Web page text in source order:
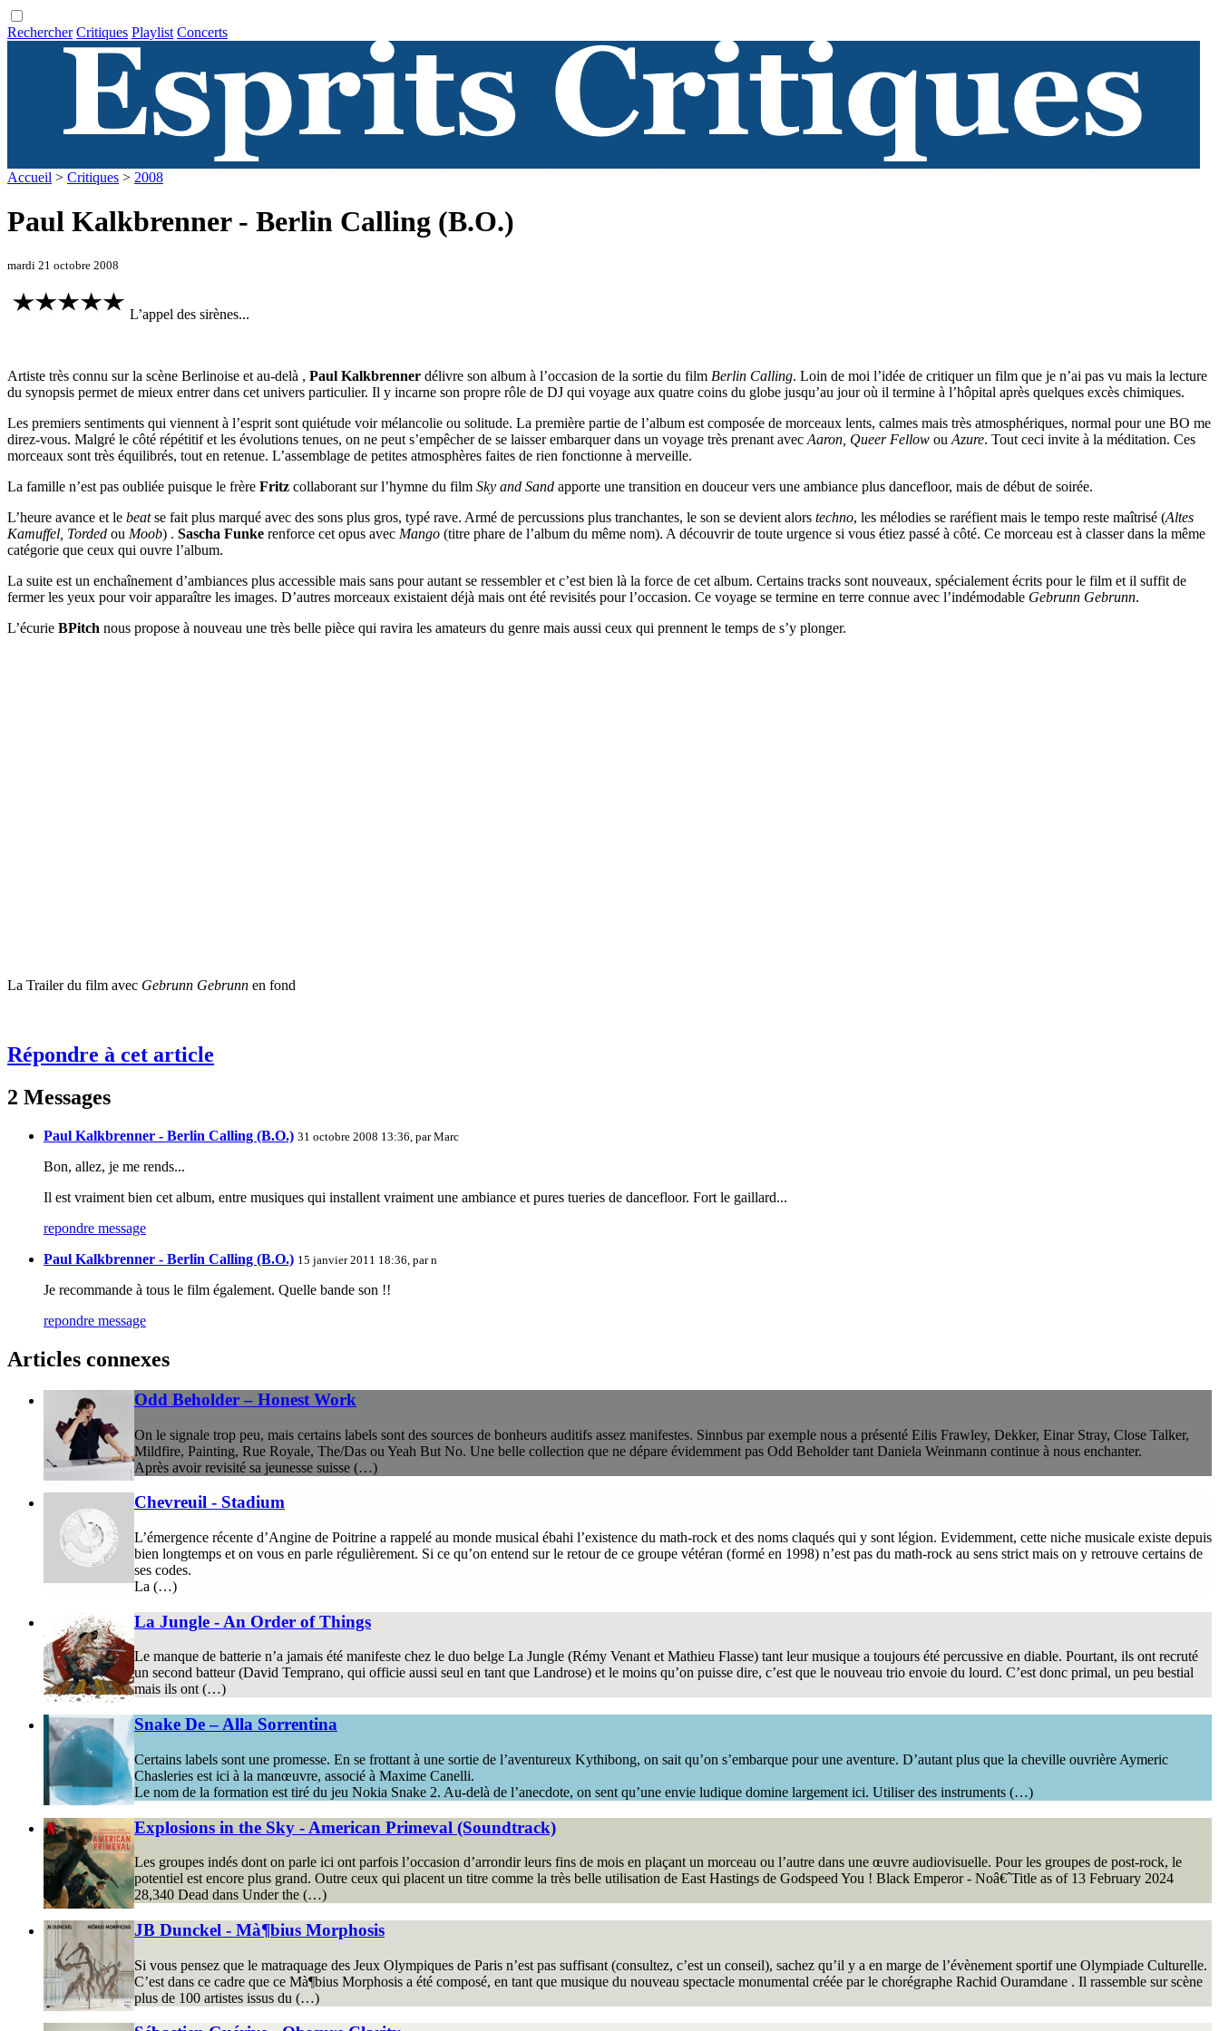
Rechercher Critiques Playlist Concerts
Accueil > Critiques > 2008
Paul Kalkbrenner - Berlin Calling (B.O.)
mardi 21 octobre 2008
L’appel des sirènes...
Artiste très connu sur la scène Berlinoise et au-delà , Paul Kalkbrenner délivre son album à l’occasion de la sortie du film Berlin Calling. Loin de moi l’idée de critiquer un film que je n’ai pas vu mais la lecture
du synopsis permet de mieux entrer dans cet univers particulier. Il y incarne son propre rôle de DJ qui voyage aux quatre coins du globe jusqu’au jour où il termine à l’hôpital après quelques excès chimiques.
Les premiers sentiments qui viennent à l’esprit sont quiétude voir mélancolie ou solitude. La première partie de l’album est composée de morceaux lents, calmes mais très atmosphériques, normal pour une BO me
direz-vous. Malgré le côté répétitif et les évolutions tenues, on ne peut s’empêcher de se laisser embarquer dans un voyage très prenant avec Aaron, Queer Fellow ou Azure. Tout ceci invite à la méditation. Ces
morceaux sont très équilibrés, tout en retenue. L’assemblage de petites atmosphères faites de rien fonctionne à merveille.
La famille n’est pas oubliée puisque le frère Fritz collaborant sur l’hymne du film Sky and Sand apporte une transition en douceur vers une ambiance plus dancefloor, mais de début de soirée.
L’heure avance et le beatse fait plus marqué avec des sons plus gros, typé rave. Armé de percussions plus tranchantes, le son se devient alors techno, les mélodies se raréfient mais le tempo reste maîtrisé (Altes
Kamuffel, Torded ou Moob) . Sascha Funke renforce cet opus avec Mango (titre phare de l’album du même nom). A découvrir de toute urgence si vous étiez passé à côté. Ce morceau est à classer dans la même
catégorie que ceux qui ouvre l’album.
La suite est un enchaînement d’ambiances plus accessible mais sans pour autant se ressembler et c’est bien là la force de cet album. Certains tracks sont nouveaux, spécialement écrits pour le film et il suffit de
fermer les yeux pour voir apparaître les images. D’autres morceaux existaient déjà mais ont été revisités pour l’occasion. Ce voyage se termine en terre connue avec l’indémodable Gebrunn Gebrunn.
L’écurie BPitch nous propose à nouveau une très belle pièce qui ravira les amateurs du genre mais aussi ceux qui prennent le temps de s’y plonger.
La Trailer du film avec Gebrunn Gebrunn en fond
Répondre à cet article
2 Messages
Paul Kalkbrenner - Berlin Calling (B.O.) 31 octobre 2008 13:36, parMarc
Bon, allez, je me rends...
Il est vraiment bien cet album, entre musiques qui installent vraiment une ambiance et pures tueries de dancefloor. Fort le gaillard...
repondre message
Paul Kalkbrenner - Berlin Calling (B.O.) 15 janvier 2011 18:36, parn
Je recommande à tous le film également. Quelle bande son !!
repondre message
Articles connexes
Odd Beholder – Honest Work
On le signale trop peu, mais certains labels sont des sources de bonheurs auditifs assez manifestes. Sinnbus par exemple nous a présenté Eilis Frawley, Dekker, Einar Stray, Close Talker,
Mildfire, Painting, Rue Royale, The/Das ou Yeah But No. Une belle collection que ne dépare évidemment pas Odd Beholder tant Daniela Weinmann continue à nous enchanter.
Après avoir revisité sa jeunesse suisse (…)
Chevreuil - Stadium
L’émergence récente d’Angine de Poitrine a rappelé au monde musical ébahi l’existence du math-rock et des noms claqués qui y sont légion. Evidemment, cette niche musicale existe depuis
bien longtemps et on vous en parle régulièrement. Si ce qu’on entend sur le retour de ce groupe vétéran (formé en 1998) n’est pas du math-rock au sens strict mais on y retrouve certains de
ses codes.
La (…)
La Jungle - An Order of Things
Le manque de batterie n’a jamais été manifeste chez le duo belge La Jungle (Rémy Venant et Mathieu Flasse) tant leur musique a toujours été percussive en diable. Pourtant, ils ont recruté
un second batteur (David Temprano, qui officie aussi seul en tant que Landrose) et le moins qu’on puisse dire, c’est que le nouveau trio envoie du lourd. C’est donc primal, un peu bestial
mais ils ont (…)
Snake De – Alla Sorrentina
Certains labels sont une promesse. En se frottant à une sortie de l’aventureux Kythibong, on sait qu’on s’embarque pour une aventure. D’autant plus que la cheville ouvrière Aymeric
Chasleries est ici à la manœuvre, associé à Maxime Canelli.
Le nom de la formation est tiré du jeu Nokia Snake 2. Au-delà de l’anecdote, on sent qu’une envie ludique domine largement ici. Utiliser des instruments (…)
Explosions in the Sky - American Primeval (Soundtrack)
Les groupes indés dont on parle ici ont parfois l’occasion d’arrondir leurs fins de mois en plaçant un morceau ou l’autre dans une œuvre audiovisuelle. Pour les groupes de post-rock, le
potentiel est encore plus grand. Outre ceux qui placent un titre comme la très belle utilisation de East Hastings de Godspeed You ! Black Emperor - Noâ€ˆTitle as of 13 February 2024
28,340 Dead dans Under the (…)
JB Dunckel - Mà¶bius Morphosis
Si vous pensez que le matraquage des Jeux Olympiques de Paris n’est pas suffisant (consultez, c’est un conseil), sachez qu’il y a en marge de l’évènement sportif une Olympiade Culturelle.
C’est dans ce cadre que ce Mà¶bius Morphosis a été composé, en tant que musique du nouveau spectacle monumental créée par le chorégraphe Rachid Ouramdane . Il rassemble sur scène
plus de 100 artistes issus du (…)